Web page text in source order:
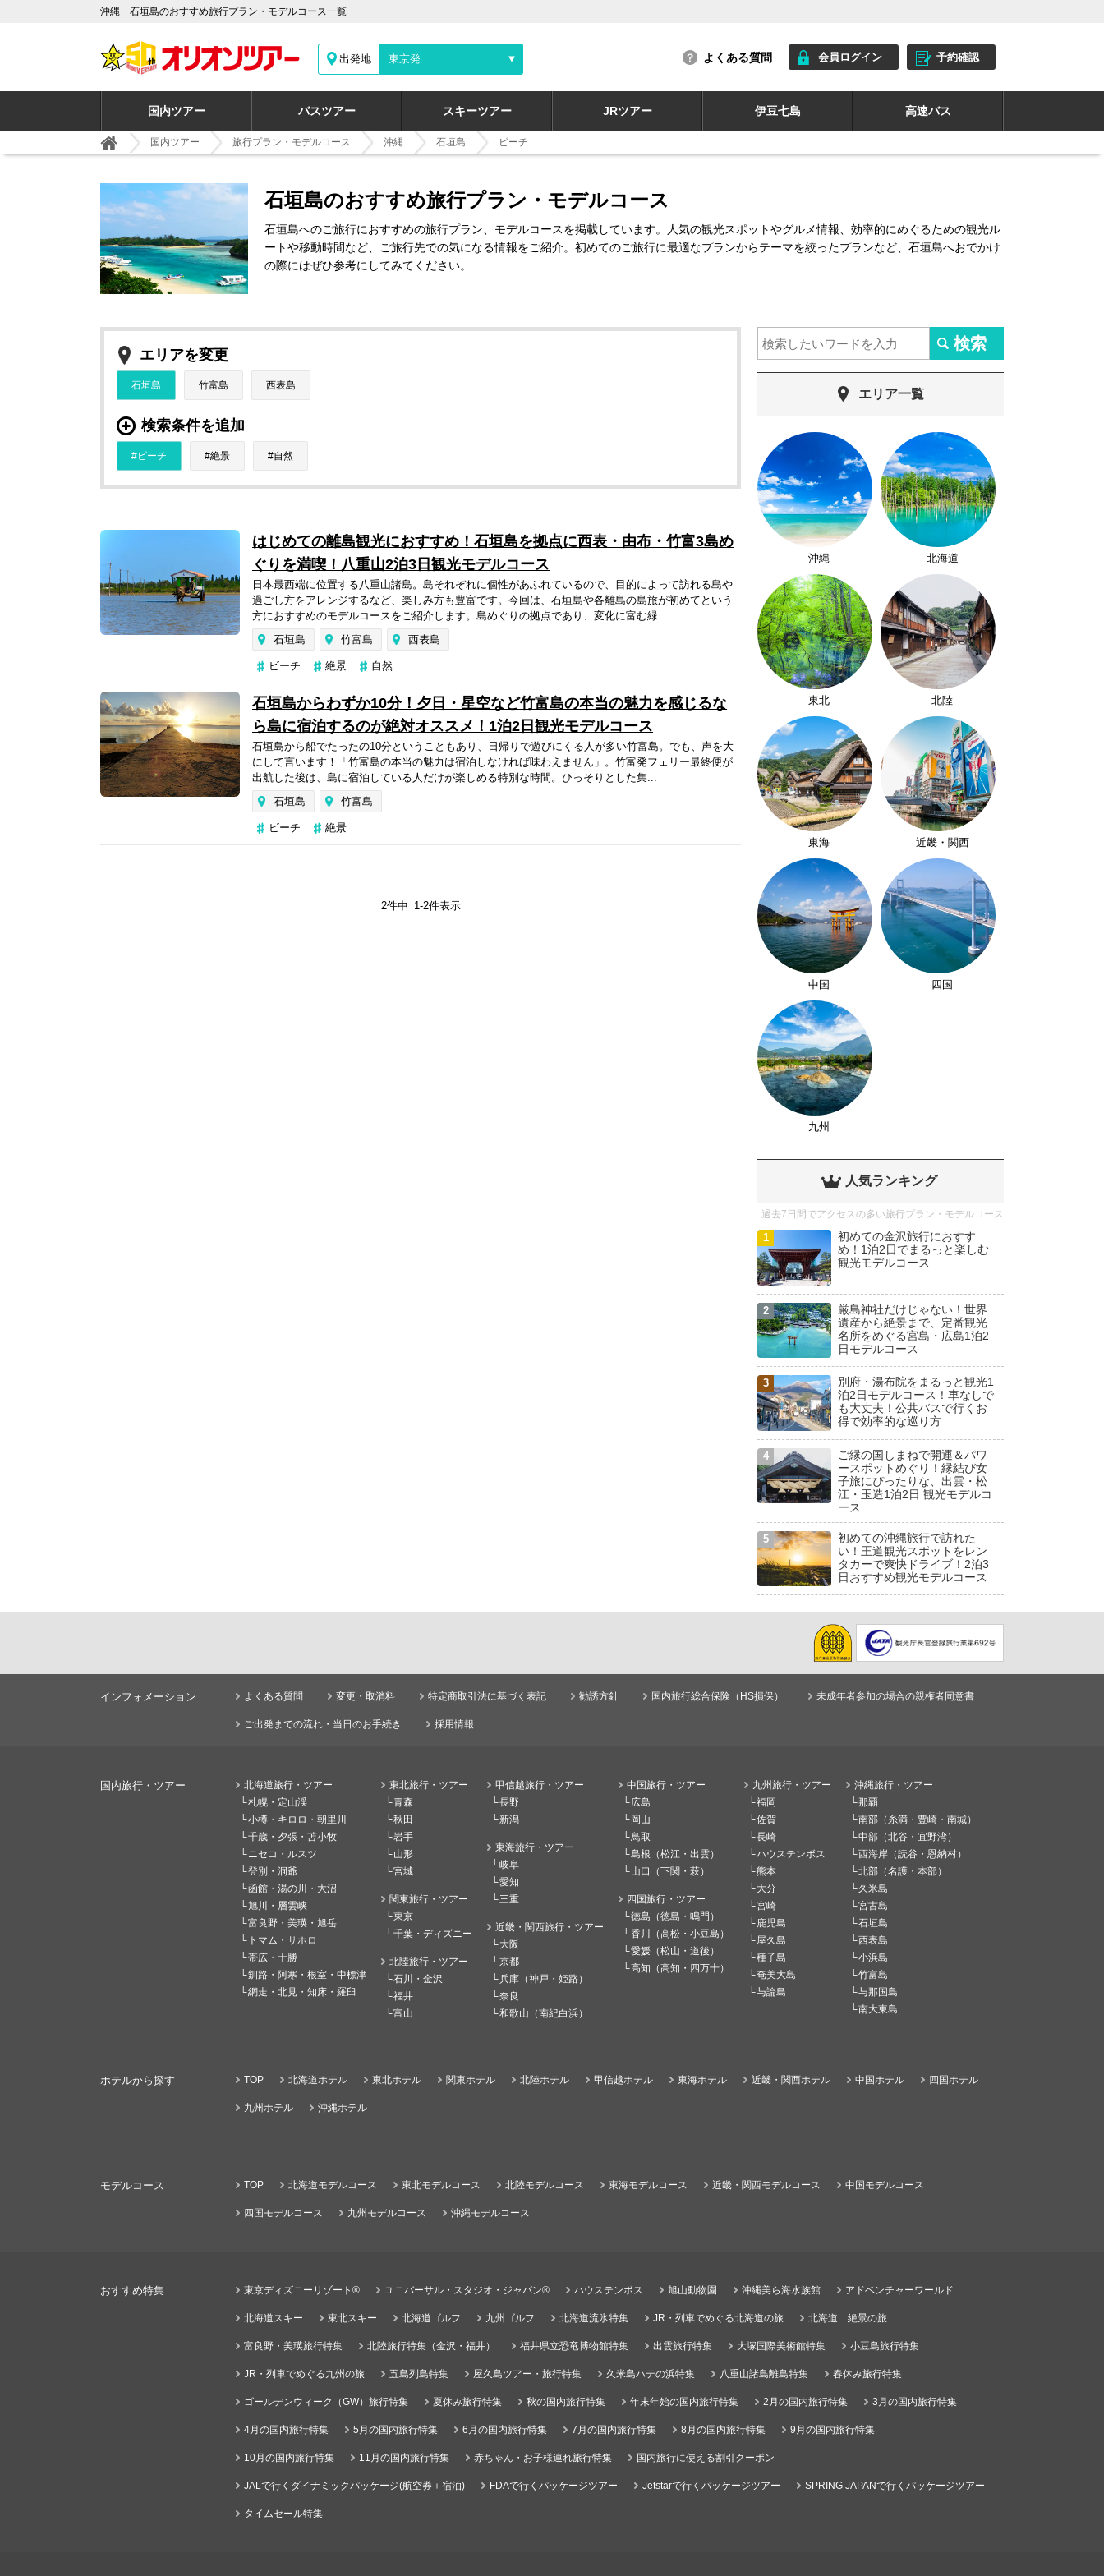
沖縄 石垣島のおすすめ旅行プラン・モデルコース一覧
出発地 東京発 よくある質問 会員ログイン 予約確認
国内ツアー バスツアー スキーツアー JRツアー 伊豆七島 高速バス
国内ツアー 旅行プラン・モデルコース 沖縄 石垣島 ビーチ
石垣島のおすすめ旅行プラン・モデルコース
石垣島へのご旅行におすすめの旅行プラン、モデルコースを掲載しています。人気の観光スポットやグルメ情報、効率的にめぐるための観光ル
ートや移動時間など、ご旅行先での気になる情報をご紹介。初めてのご旅行に最適なプランからテーマを絞ったプランなど、石垣島へおでかけ
の際にはぜひ参考にしてみてください。
エリアを変更
石垣島 竹富島 西表島
検索条件を追加
ビーチ 絶景 自然
はじめての離島観光におすすめ！石垣島を拠点に西表・由布・竹富3島め
ぐりを満喫！八重山2泊3日観光モデルコース
日本最西端に位置する八重山諸島。島それぞれに個性があふれているので、目的によって訪れる島や
過ごし方をアレンジするなど、楽しみ方も豊富です。今回は、石垣島や各離島の島旅が初めてという
方におすすめのモデルコースをご紹介します。島めぐりの拠点であり、変化に富む緑...
石垣島
竹富島 西表島
ビーチ 絶景 自然
石垣島からわずか10分！夕日・星空など竹富島の本当の魅力を感じるな
ら島に宿泊するのが絶対オススメ！1泊2日観光モデルコース
石垣島から船でたったの10分ということもあり、日帰りで遊びにくる人が多い竹富島。でも、声を大
にして言います！「竹富島の本当の魅力は宿泊しなければ味わえません」。竹富発フェリー最終便が
出航した後は、島に宿泊している人だけが楽しめる特別な時間。ひっそりとした集...
石垣島
竹富島
ビーチ 絶景
2件中 1-2件表示
エリア一覧
沖縄 北海道
東北 北陸
東海 近畿・関西
中国 四国
九州
人気ランキング
過去7日間でアクセスの多い旅行プラン・モデルコース
初めての金沢旅行におすす
め！1泊2日でまるっと楽しむ
観光モデルコース
厳島神社だけじゃない！世界
遺産から絶景まで、定番観光
名所をめぐる宮島・広島1泊2
日モデルコース
別府・湯布院をまるっと観光1
泊2日モデルコース！車なしで
も大丈夫！公共バスで行くお
得で効率的な巡り方
ご縁の国しまねで開運＆パワ
ースポットめぐり！縁結び女
子旅にぴったりな、出雲・松
江・玉造1泊2日 観光モデルコ
ース
初めての沖縄旅行で訪れた
い！王道観光スポットをレン
タカーで爽快ドライブ！2泊3
日おすすめ観光モデルコース
インフォメーション よくある質問 変更・取消料 特定商取引法に基づく表記 勧誘方針 国内旅行総合保険（HS損保） 未成年者参加の場合の親権者同意書
ご出発までの流れ・当日のお手続き 採用情報
国内旅行・ツアー
北海道旅行・ツアー
札幌・定山渓
小樽・キロロ・朝里川
千歳・夕張・苫小牧
ニセコ・ルスツ
登別・洞爺
函館・湯の川・大沼
旭川・層雲峡
富良野・美瑛・旭岳
トマム・サホロ
帯広・十勝
釧路・阿寒・根室・中標津
網走・北見・知床・羅臼
東北旅行・ツアー
青森
秋田
岩手
山形
宮城
関東旅行・ツアー
東京
千葉・ディズニー
北陸旅行・ツアー
石川・金沢
福井
富山
甲信越旅行・ツアー
長野
新潟
東海旅行・ツアー
岐阜
愛知
三重
近畿・関西旅行・ツアー
大阪
京都
兵庫（神戸・姫路）
奈良
和歌山（南紀白浜）
中国旅行・ツアー
広島
岡山
鳥取
島根（松江・出雲）
山口（下関・萩）
四国旅行・ツアー
徳島（徳島・鳴門）
香川（高松・小豆島）
愛媛（松山・道後）
高知（高知・四万十）
九州旅行・ツアー
福岡
佐賀
長崎
ハウステンボス
熊本
大分
宮崎
鹿児島
屋久島
種子島
奄美大島
与論島
沖縄旅行・ツアー
那覇
南部（糸満・豊崎・南城）
中部（北谷・宜野湾）
西海岸（読谷・恩納村）
北部（名護・本部）
久米島
宮古島
石垣島
西表島
小浜島
竹富島
与那国島
南大東島
ホテルから探す TOP 北海道ホテル 東北ホテル 関東ホテル 北陸ホテル 甲信越ホテル 東海ホテル 近畿・関西ホテル 中国ホテル 四国ホテル
九州ホテル 沖縄ホテル
モデルコース TOP 北海道モデルコース 東北モデルコース 北陸モデルコース 東海モデルコース 近畿・関西モデルコース 中国モデルコース
四国モデルコース 九州モデルコース 沖縄モデルコース
おすすめ特集 東京ディズニーリゾート® ユニバーサル・スタジオ・ジャパン® ハウステンボス 旭山動物園 沖縄美ら海水族館 アドベンチャーワールド
北海道スキー 東北スキー 北海道ゴルフ 九州ゴルフ 北海道流氷特集 JR・列車でめぐる北海道の旅 北海道 絶景の旅
富良野・美瑛旅行特集 北陸旅行特集（金沢・福井） 福井県立恐竜博物館特集 出雲旅行特集 大塚国際美術館特集 小豆島旅行特集
JR・列車でめぐる九州の旅 五島列島特集 屋久島ツアー・旅行特集 久米島ハテの浜特集 八重山諸島離島特集 春休み旅行特集
ゴールデンウィーク（GW）旅行特集 夏休み旅行特集 秋の国内旅行特集 年末年始の国内旅行特集 2月の国内旅行特集 3月の国内旅行特集
4月の国内旅行特集 5月の国内旅行特集 6月の国内旅行特集 7月の国内旅行特集 8月の国内旅行特集 9月の国内旅行特集
10月の国内旅行特集 11月の国内旅行特集 赤ちゃん・お子様連れ旅行特集 国内旅行に使える割引クーポン
JALで行くダイナミックパッケージ(航空券＋宿泊) FDAで行くパッケージツアー Jetstarで行くパッケージツアー SPRING JAPANで行くパッケージツアー
タイムセール特集